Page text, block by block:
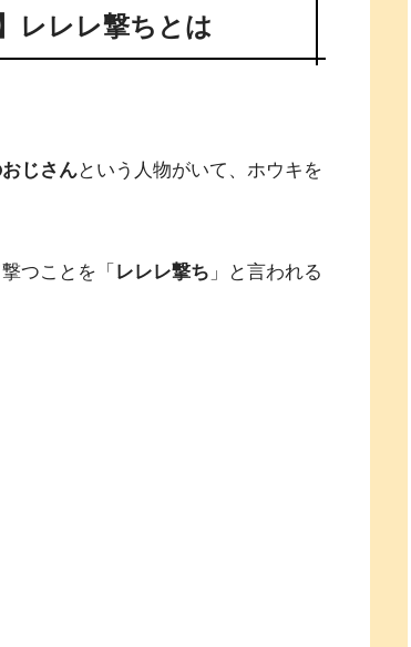
レレレ撃ちとは
じさんという人物がいて、ホウキを
つことを「 レレレ撃ち 」と言われる